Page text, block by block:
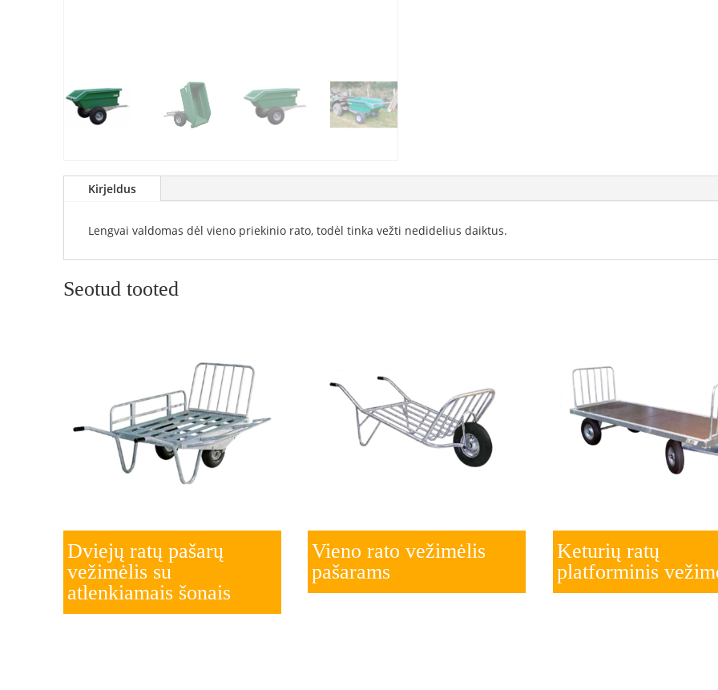
Kirjeldus
Lengvai valdomas dėl vieno priekinio rato, todėl tinka vežti nedidelius daiktus.
Seotud tooted
Dviejų ratų pašarų
vežimėlis su
atlenkiamais šonais
Vieno rato vežimėlis
pašarams
Keturių ratų
platforminis